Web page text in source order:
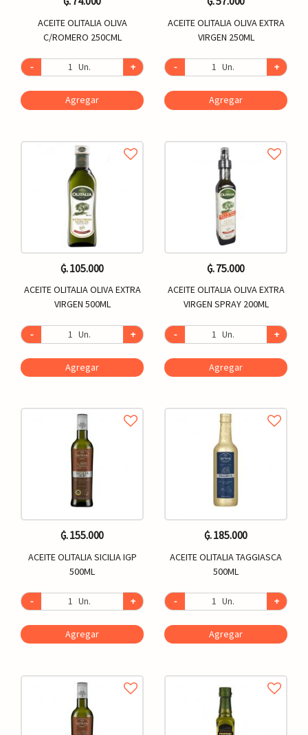
ACEITE OLITALIA OLIVA
C/ROMERO 250CML
- Un. +
Agregar
ACEITE OLITALIA OLIVA EXTRA
VIRGEN 250ML
- Un. +
Agregar
₲. 105.000
ACEITE OLITALIA OLIVA EXTRA
VIRGEN 500ML
- Un. +
Agregar
₲. 75.000
ACEITE OLITALIA OLIVA EXTRA
VIRGEN SPRAY 200ML
- Un. +
Agregar
₲. 155.000
ACEITE OLITALIA SICILIA IGP
500ML
- Un. +
Agregar
₲. 185.000
ACEITE OLITALIA TAGGIASCA
500ML
- Un. +
Agregar